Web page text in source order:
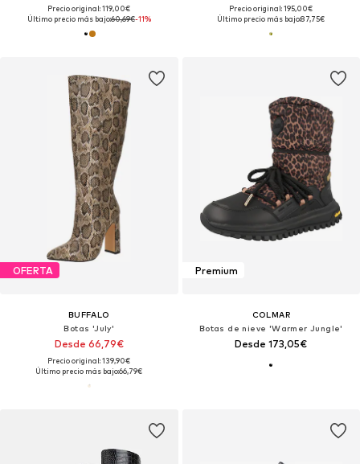
Precio original: 119,00€
Último precio más bajo:60,69€-11%
Precio original: 195,00€
Último precio más bajo:87,75€
OFERTA
BUFFALO
Botas 'July'
Desde 66,79€
Precio original: 139,90€
Último precio más bajo:66,79€
Premium
COLMAR
Botas de nieve 'Warmer Jungle'
Desde 173,05€